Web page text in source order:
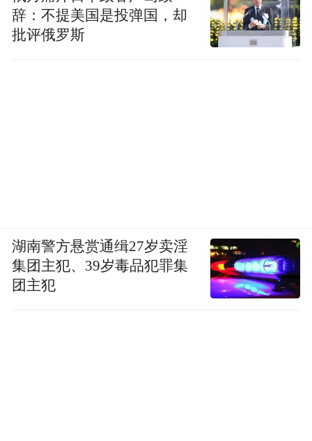
辞：不提美国是投弹国，却
批评俄罗斯
湖南警方悬赏通缉27岁卖淫
集团主犯、39岁毒品犯罪集
团主犯